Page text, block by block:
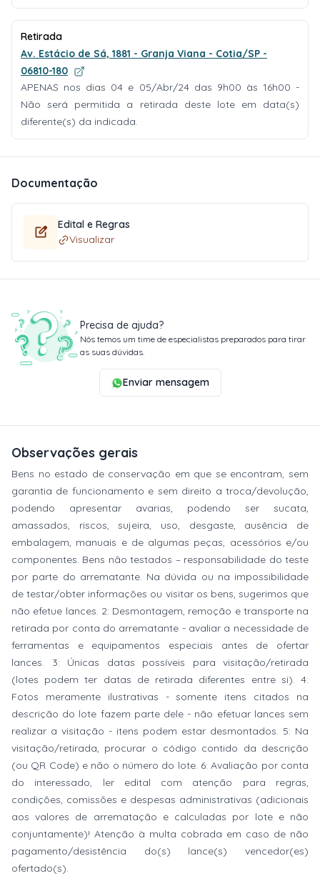
Retirada
Av. Estácio de Sá, 1881 - Granja Viana - Cotia/SP -
06810-180
APENAS nos dias 04 e 05/Abr/24 das 9h00 às 16h00 -
Não será permitida a retirada deste lote em data(s)
diferente(s) da indicada.
Documentação
Edital e Regras
Visualizar
Precisa de ajuda?
Nós temos um time de especialistas preparados para tirar
as suas dúvidas.
Enviar mensagem
Observações gerais
Bens no estado de conservação em que se encontram, sem
garantia de funcionamento e sem direito a troca/devolução,
podendo apresentar avarias, podendo ser sucata,
amassados, riscos, sujeira, uso, desgaste, ausência de
embalagem, manuais e de algumas peças, acessórios e/ou
componentes. Bens não testados – responsabilidade do teste
por parte do arrematante. Na dúvida ou na impossibilidade
de testar/obter informações ou visitar os bens, sugerimos que
não efetue lances. 2: Desmontagem, remoção e transporte na
retirada por conta do arrematante - avaliar a necessidade de
ferramentas e equipamentos especiais antes de ofertar
lances. 3: Únicas datas possíveis para visitação/retirada
(lotes podem ter datas de retirada diferentes entre si). 4:
Fotos meramente ilustrativas - somente itens citados na
descrição do lote fazem parte dele - não efetuar lances sem
realizar a visitação - itens podem estar desmontados. 5: Na
visitação/retirada, procurar o código contido da descrição
(ou QR Code) e não o número do lote. 6: Avaliação por conta
do interessado, ler edital com atenção para regras,
condições, comissões e despesas administrativas (adicionais
aos valores de arrematação e calculadas por lote e não
conjuntamente)! Atenção à multa cobrada em caso de não
pagamento/desistência do(s) lance(s) vencedor(es)
ofertado(s).